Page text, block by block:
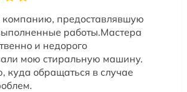
компанию, предоставлявшую
работы.Мастера
и недорого
мою стиральную машину.
куда обращаться в случае